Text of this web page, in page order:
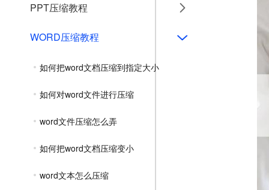
PPT压缩教程
WORD压缩教程
如何把word文档压缩到指定大小
如何对word文件进行压缩
word文件压缩怎么弄
如何把word文档压缩变小
word文本怎么压缩